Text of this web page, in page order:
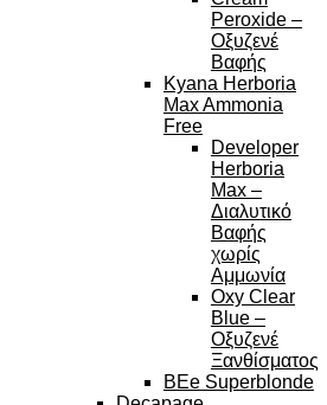
Peroxide –
Οξυζενέ
Βαφής
Kyana Herboria
Max Ammonia
Free
Developer
Herboria
Max –
Διαλυτικό
Βαφής
χωρίς
Αμμωνία
Oxy Clear
Blue –
Οξυζενέ
Ξανθίσματος
BEe Superblonde